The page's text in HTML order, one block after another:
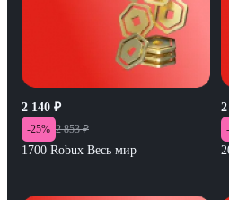
2 140 ₽
-25% 2 853 ₽
1700 Robux Весь мир
-